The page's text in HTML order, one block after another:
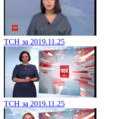
ТСН за 2019.11.25
ТСН за 2019.11.25